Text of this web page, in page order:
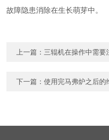
故障隐患消除在生长萌芽中。
上一篇： 三辊机在操作中需要
下一篇：使用完马弗炉之后的